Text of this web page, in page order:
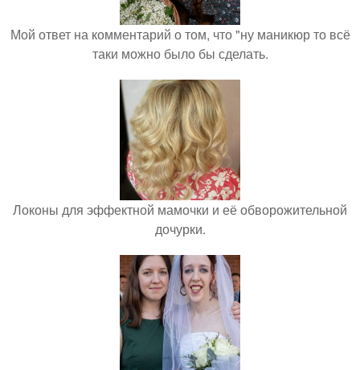
Мой ответ на комментарий о том, что "ну маникюр то всё
таки можно было бы сделать.
Локоны для эффектной мамочки и её обворожительной
дочурки.